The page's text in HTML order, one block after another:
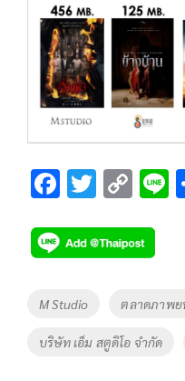
F
e
b
o
o
k
T
tt
er
C
p
y
Li
n
k
Tags
M Studio ตลาดภาพย
บริษัท เอ็ม สตูดิโอ จำกัด